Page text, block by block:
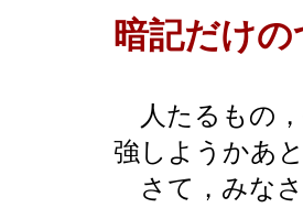
暗記だけ
人たるもの
強しようかあ
さて，みなさ